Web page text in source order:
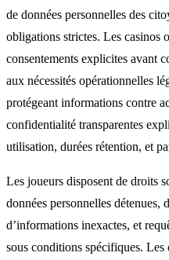
de données personnelles des
obligations strictes. Les casinos
consentements explicites avant
aux nécessités opérationnelles
protégeant informations contre
confidentialité transparentes
utilisation, durées rétention, et
Les joueurs disposent de droits
données personnelles détenues,
d’informations inexactes, et
sous conditions spécifiques.